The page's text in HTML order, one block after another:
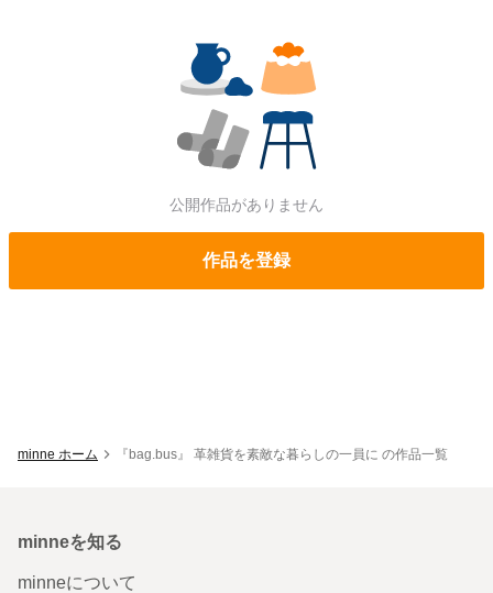
公開作品がありません
作品を登録
minne ホーム 『bag.bus』 革雑貨を素敵な暮らしの一員に の作品一覧
minneを知る
minneについて